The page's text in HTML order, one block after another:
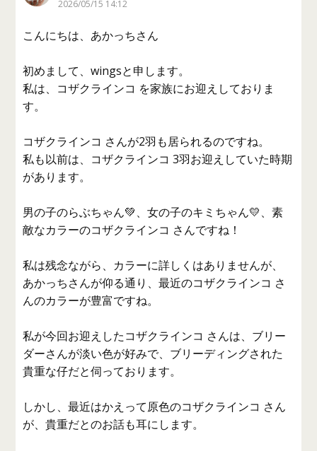
2026/05/15 14:12
こんにちは、あかっちさん
初めまして、wingsと申します。
私は、コザクラインコ を家族にお迎えしておりま
す。
コザクラインコ さんが2羽も居られるのですね。
私も以前は、コザクラインコ 3羽お迎えしていた時期
があります。
男の子のらぶちゃん💚、女の子のキミちゃん💛、素
敵なカラーのコザクラインコ さんですね！
私は残念ながら、カラーに詳しくはありませんが、
あかっちさんが仰る通り、最近のコザクラインコ さ
んのカラーが豊富ですね。
私が今回お迎えしたコザクラインコ さんは、ブリー
ダーさんが淡い色が好みで、ブリーディングされた
貴重な仔だと伺っております。
しかし、最近はかえって原色のコザクラインコ さん
が、貴重だとのお話も耳にします。